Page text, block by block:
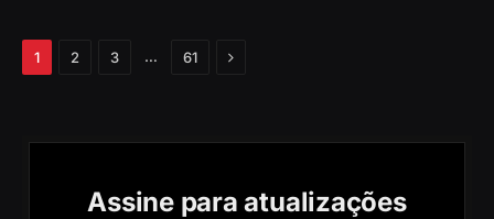
1 2 3 … 61 Próximo
Assine para atualizações